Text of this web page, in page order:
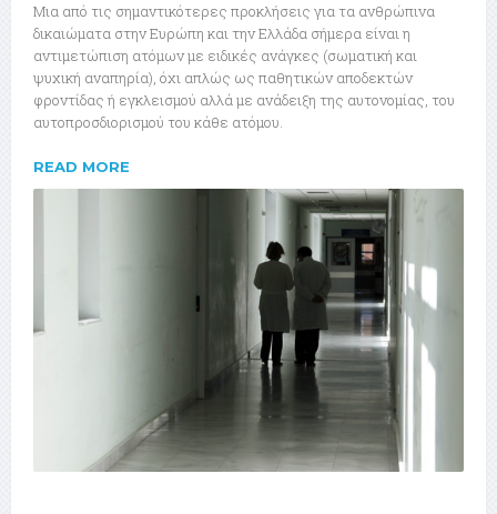
Μια από τις σημαντικότερες προκλήσεις για τα ανθρώπινα
δικαιώματα στην Ευρώπη και την Ελλάδα σήμερα είναι η
αντιμετώπιση ατόμων με ειδικές ανάγκες (σωματική και
ψυχική αναπηρία), όχι απλώς ως παθητικών αποδεκτών
φροντίδας ή εγκλεισμού αλλά με ανάδειξη της αυτονομίας, του
αυτοπροσδιορισμού του κάθε ατόμου.
READ MORE